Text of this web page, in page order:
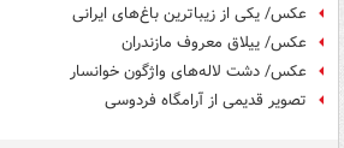
عکس/ یکی از زیباترین باغ‌های ایرانی
عکس/ ییلاق معروف مازندران
عکس/ دشت لاله‌های واژگون خوانسار
تصویر قدیمی از آرامگاه فردوسی